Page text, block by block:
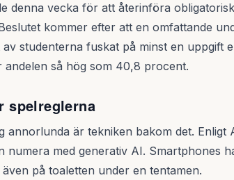
denna vecka för att återinföra obligatorisk
kommer efter att en omfattande
studenterna fuskat på minst en uppgift
andelen så hög som 40,8 procent.
spelreglerna
annorlunda är tekniken bakom det. Enligt
numera med generativ AI. Smartphones
på toaletten under en tentamen.